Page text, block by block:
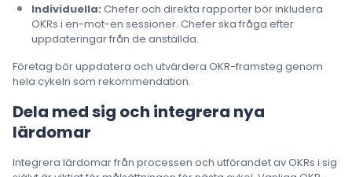
Individuella: Chefer och direkta rapporter bör inkludera
OKRs i en-mot-en sessioner. Chefer ska fråga efter
uppdateringar från de anställda.
Företag bör uppdatera och utvärdera OKR-framsteg genom
hela cykeln som rekommendation.
Dela med sig och integrera nya
lärdomar
Integrera lärdomar från processen och utförandet av OKRs i sig